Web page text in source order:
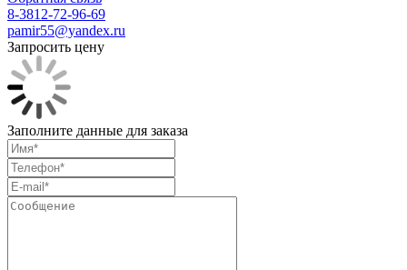
8-3812-72-96-69
pamir55@yandex.ru
Запросить цену
Заполните данные для заказа